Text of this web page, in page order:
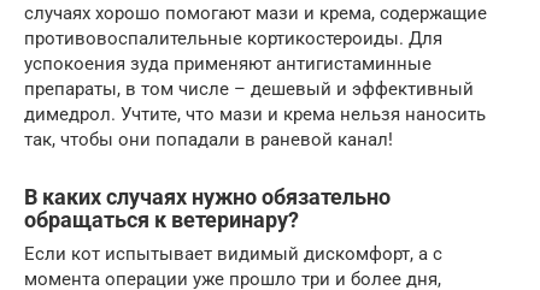
случаях хорошо помогают мази и крема, содержащие
противовоспалительные кортикостероиды. Для
успокоения зуда применяют антигистаминные
препараты, в том числе – дешевый и эффективный
димедрол. Учтите, что мази и крема нельзя наносить
так, чтобы они попадали в раневой канал!
В каких случаях нужно обязательно
обращаться к ветеринару?
Если кот испытывает видимый дискомфорт, а с
момента операции уже прошло три и более дня,